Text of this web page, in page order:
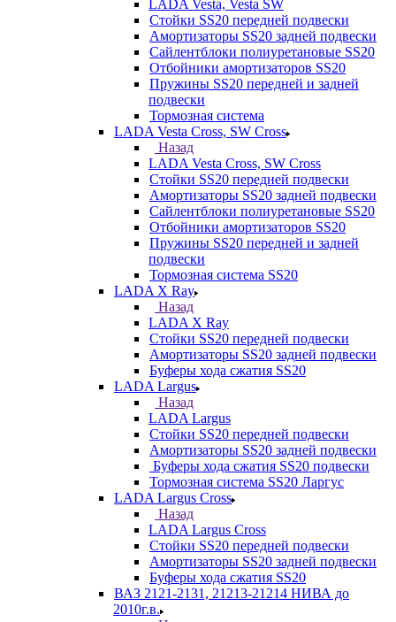
LADA Vesta, Vesta SW
Стойки SS20 передней подвески
Амортизаторы SS20 задней подвески
Сайлентблоки полиуретановые SS20
Отбойники амортизаторов SS20
Пружины SS20 передней и задней
подвески
Тормозная система
LADA Vesta Cross, SW Cross
Назад
LADA Vesta Cross, SW Cross
Стойки SS20 передней подвески
Амортизаторы SS20 задней подвески
Сайлентблоки полиуретановые SS20
Отбойники амортизаторов SS20
Пружины SS20 передней и задней
подвески
Тормозная система SS20
LADA X Ray
Назад
LADA X Ray
Стойки SS20 передней подвески
Амортизаторы SS20 задней подвески
Буферы хода сжатия SS20
LADA Largus
Назад
LADA Largus
Стойки SS20 передней подвески
Амортизаторы SS20 задней подвески
Буферы хода сжатия SS20 подвески
Тормозная система SS20 Ларгус
LADA Largus Cross
Назад
LADA Largus Cross
Стойки SS20 передней подвески
Амортизаторы SS20 задней подвески
Буферы хода сжатия SS20
ВАЗ 2121-2131, 21213-21214 НИВА до
2010г.в.